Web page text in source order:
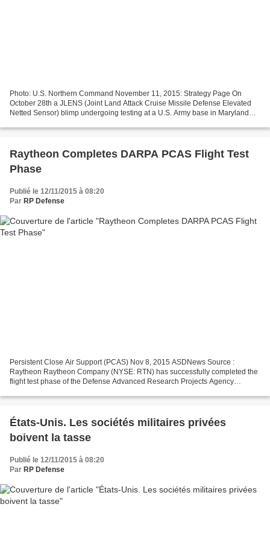
Photo: U.S. Northern Command November 11, 2015: Strategy Page On
October 28th a JLENS (Joint Land Attack Cruise Missile Defense Elevated
Netted Sensor) blimp undergoing testing at a U.S. Army base in Maryland
Raytheon Completes DARPA PCAS Flight Test
Phase
Publié le 12/11/2015 à 08:20
Par RP Defense
Persistent Close Air Support (PCAS) Nov 8, 2015 ASDNews Source :
Raytheon Raytheon Company (NYSE: RTN) has successfully completed the
flight test phase of the Defense Advanced Research Projects Agency
États-Unis. Les sociétés militaires privées
boivent la tasse
Publié le 12/11/2015 à 08:20
Par RP Defense